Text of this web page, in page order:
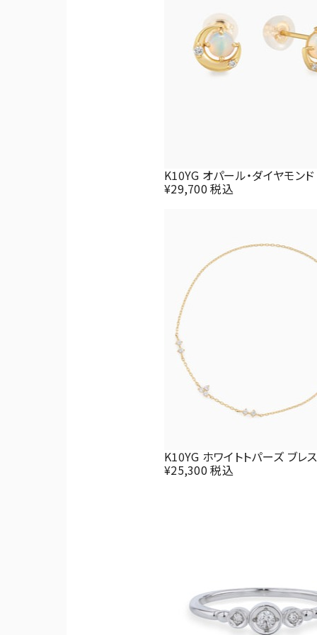
K10YG オパール・ダイヤモン
¥29,700 税込
K10YG ホワイトトパーズ ブレ
¥25,300 税込